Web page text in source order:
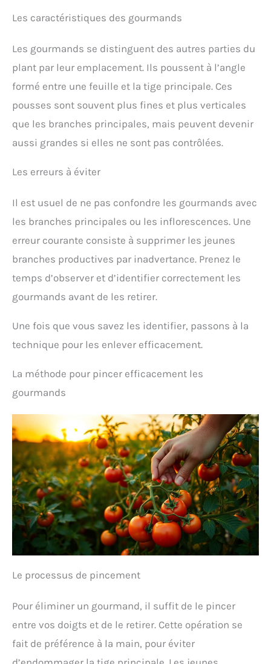
Les caractéristiques des gourmands
Les gourmands se distinguent des autres parties du
plant par leur emplacement. Ils poussent à l’angle
formé entre une feuille et la tige principale. Ces
pousses sont souvent plus fines et plus verticales
que les branches principales, mais peuvent devenir
aussi grandes si elles ne sont pas contrôlées.
Les erreurs à éviter
Il est usuel de ne pas confondre les gourmands avec
les branches principales ou les inflorescences. Une
erreur courante consiste à supprimer les jeunes
branches productives par inadvertance. Prenez le
temps d’observer et d’identifier correctement les
gourmands avant de les retirer.
Une fois que vous savez les identifier, passons à la
technique pour les enlever efficacement.
La méthode pour pincer efficacement les
gourmands
Le processus de pincement
Pour éliminer un gourmand, il suffit de le pincer
entre vos doigts et de le retirer. Cette opération se
fait de préférence à la main, pour éviter